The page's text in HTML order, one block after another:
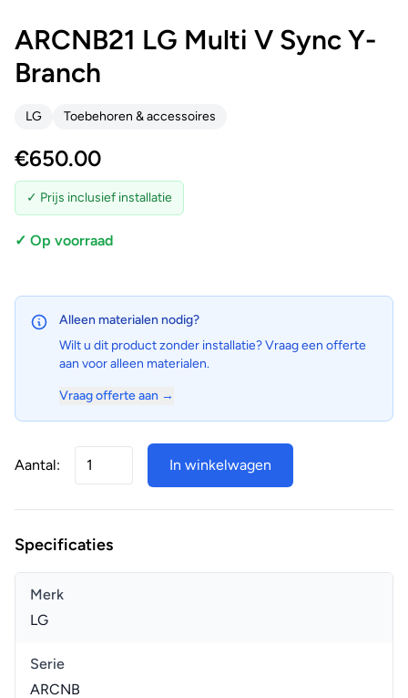
ARCNB21 LG Multi V Sync Y-
Branch
LG Toebehoren & accessoires
€650.00
✓ Prijs inclusief installatie
✓ Op voorraad
Alleen materialen nodig?
Wilt u dit product zonder installatie? Vraag een offerte
aan voor alleen materialen.
Vraag offerte aan →
Aantal: In winkelwagen
Specificaties
Merk
LG
Serie
ARCNB